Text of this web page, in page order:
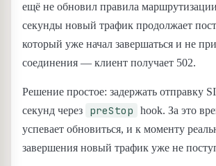
ещё не обновил правила
секунды новый трафик продолжает
который уже начал завершаться и не
соединения — клиент получает 502.
Решение простое: задержать отправку
секунд через
preStop
hook. За это
успевает обновиться, и к моменту
завершения новый трафик уже не